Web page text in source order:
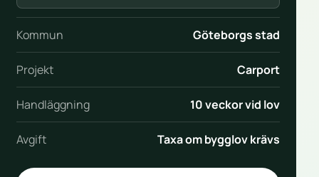
Kommun Göteborgs stad
Projekt Carport
Handläggning 10 veckor vid lov
Avgift Taxa om bygglov krävs